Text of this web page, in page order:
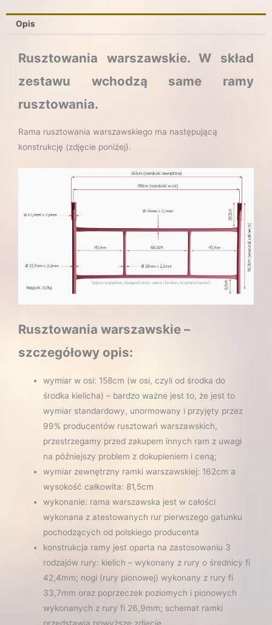
Opis
Rusztowania warszawskie.W skład
zestawu wchodzą same ramy
rusztowania.
Rama rusztowania warszawskiego ma następującą
konstrukcję (zdjęcie poniżej).
Rusztowania warszawskie –
szczegółowy opis:
wymiar w osi: 158cm (w osi, czyli od środka do
środka kielicha) – bardzo ważne jest to, że jest to
wymiar standardowy, unormowany i przyjęty przez
99% producentów rusztowań warszawskich,
przestrzegamy przed zakupem innych ram z uwagi
na późniejszy problem z dokupieniem i ceną;
wymiar zewnętrzny ramki warszawskiej: 162cm a
wysokość całkowita: 81,5cm
wykonanie: rama warszawska jest w całości
wykonana z atestowanych rur pierwszego gatunku
pochodzących od polskiego producenta
konstrukcja ramy jest oparta na zastosowaniu 3
rodzajów rury: kielich – wykonany z rury o średnicy fi
42,4mm; nogi (rury pionowej) wykonany z rury fi
33,7mm oraz poprzeczek poziomych i pionowych
wykonanych z rury fi 26,9mm; schemat ramki
przedstawia powyższe zdjęcie